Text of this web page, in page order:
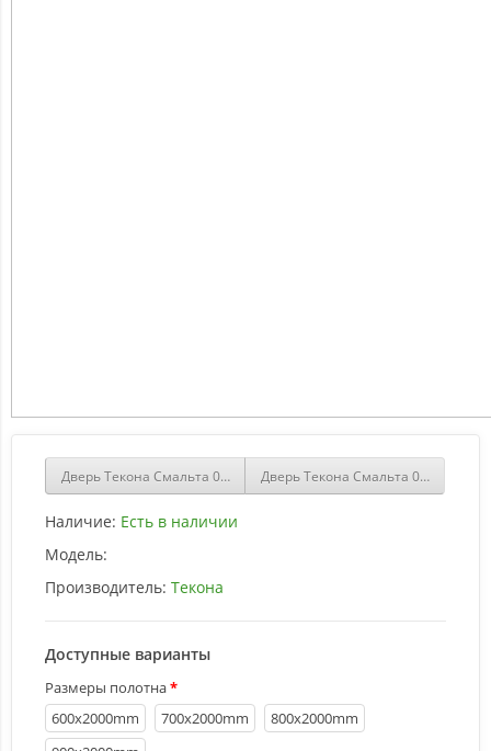
Дверь Текона Смальта 08 Слоновая кость купить
Дверь Текона Смальта 09 Белый
Наличие: Есть в наличии
Модель:
Производитель: Текона
Доступные варианты
Размеры полотна
600х2000mm
700х2000mm
800х2000mm